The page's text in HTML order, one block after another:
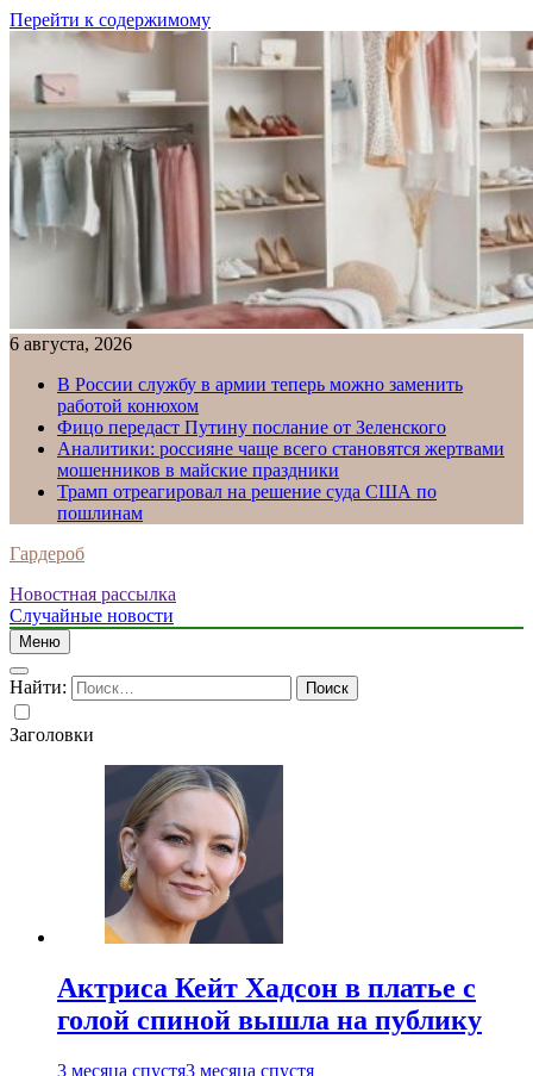
Перейти к содержимому
6 августа, 2026
В России службу в армии теперь можно заменить
работой конюхом
Фицо передаст Путину послание от Зеленского
Аналитики: россияне чаще всего становятся жертвами
мошенников в майские праздники
Трамп отреагировал на решение суда США по
пошлинам
Гардероб
Новостная рассылка
Случайные новости
Меню
Найти:
Заголовки
Актриса Кейт Хадсон в платье с
голой спиной вышла на публику
3 месяца спустя3 месяца спустя